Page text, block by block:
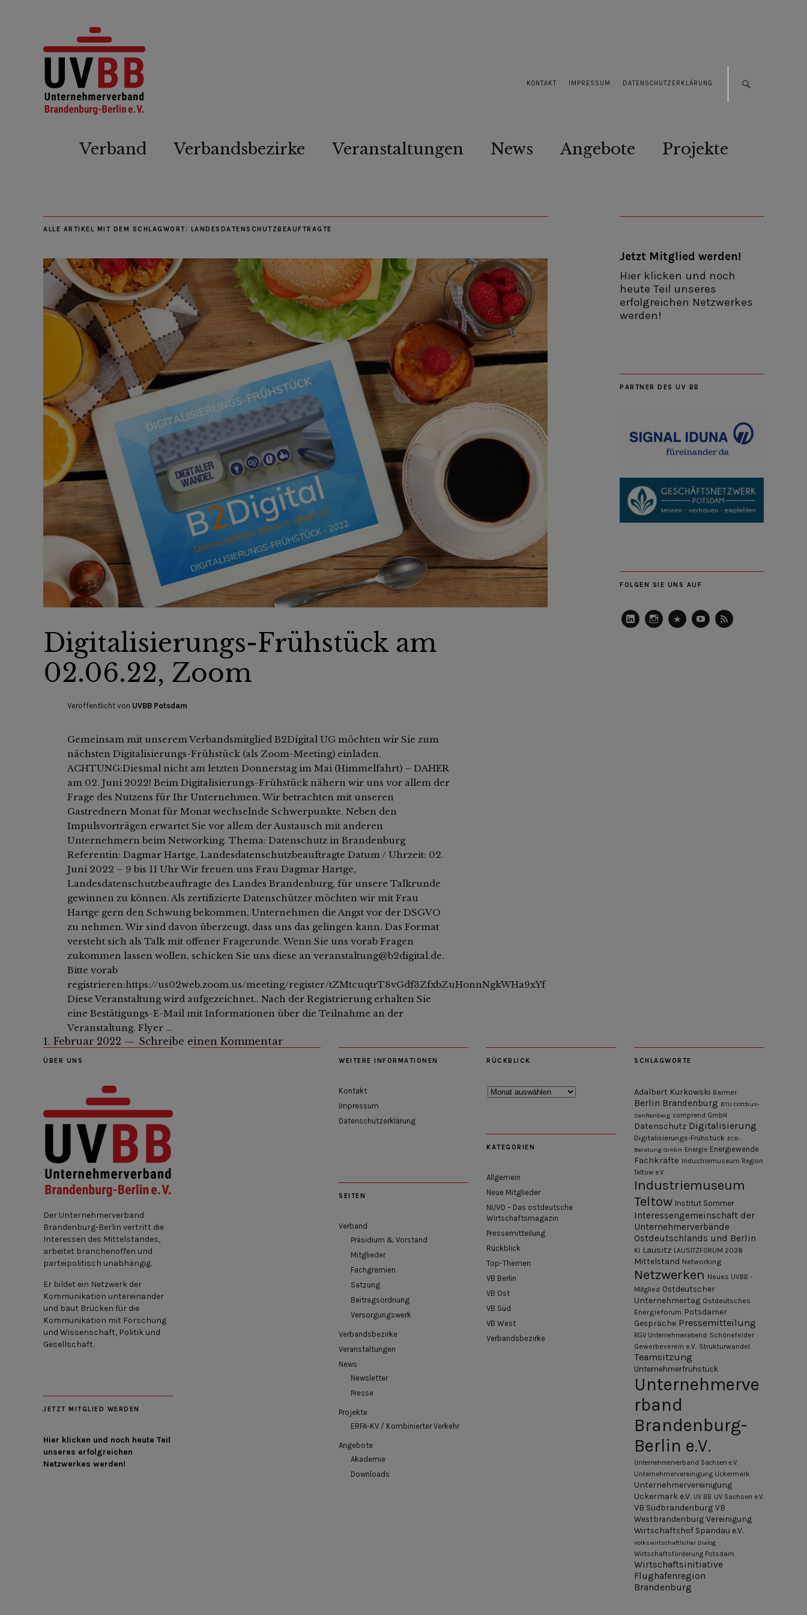
KONTAKT IMPRESSUM DATENSCHUTZERKLÄRUNG
Verband Verbandsbezirke Veranstaltungen News Angebote Projekte
ALLE ARTIKEL MIT DEM SCHLAGWORT: LANDESDATENSCHUTZBEAUFTRAGTE
Digitalisierungs-Frühstück am
02.06.22, Zoom
Veröffentlicht von UVBB Potsdam
Gemeinsam mit unserem Verbandsmitglied B2Digital UG möchten wir Sie zum
nächsten Digitalisierungs-Frühstück (als Zoom-Meeting) einladen.
ACHTUNG:Diesmal nicht am letzten Donnerstag im Mai (Himmelfahrt) – DAHER
am 02. Juni 2022! Beim Digitalisierungs-Frühstück nähern wir uns vor allem der
Frage des Nutzens für Ihr Unternehmen. Wir betrachten mit unseren
Gastrednern Monat für Monat wechselnde Schwerpunkte. Neben den
Impulsvorträgen erwartet Sie vor allem der Austausch mit anderen
Unternehmern beim Networking. Thema: Datenschutz in Brandenburg
Referentin: Dagmar Hartge, Landesdatenschutzbeauftragte Datum / Uhrzeit: 02.
Juni 2022 – 9 bis 11 Uhr Wir freuen uns Frau Dagmar Hartge,
Landesdatenschutzbeauftragte des Landes Brandenburg, für unsere Talkrunde
gewinnen zu können. Als zertifizierte Datenschützer möchten wir mit Frau
Hartge gern den Schwung bekommen, Unternehmen die Angst vor der DSGVO
zu nehmen. Wir sind davon überzeugt, dass uns das gelingen kann. Das Format
versteht sich als Talk mit offener Fragerunde. Wenn Sie uns vorab Fragen
zukommen lassen wollen, schicken Sie uns diese an veranstaltung@b2digital.de.
Bitte vorab
registrieren:https://us02web.zoom.us/meeting/register/tZMtcuqtrT8vGdf3ZfxbZuHonnNgkWHa9xYf
Diese Veranstaltung wird aufgezeichnet.. Nach der Registrierung erhalten Sie
eine Bestätigungs-E-Mail mit Informationen über die Teilnahme an der
Veranstaltung. Flyer …
1. Februar 2022 Schreibe einen Kommentar
Jetzt Mitglied werden!
Hier klicken und noch
heute Teil unseres
erfolgreichen Netzwerkes
werden!
PARTNER DES UV BB
FOLGEN SIE UNS AUF
ÜBER UNS
Der Unternehmerverband
Brandenburg-Berlin vertritt die
Interessen des Mittelstandes,
arbeitet branchenoffen und
parteipolitisch unabhängig.
Er bildet ein Netzwerk der
Kommunikation untereinander
und baut Brücken für die
Kommunikation mit Forschung
und Wissenschaft, Politik und
Gesellschaft.
JETZT MITGLIED WERDEN
Hier klicken und noch heute Teil
unseres erfolgreichen
Netzwerkes werden!
WEITERE INFORMATIONEN
Kontakt
Impressum
Datenschutzerklärung
SEITEN
Verband
Präsidium & Vorstand
Mitglieder
Fachgremien
Satzung
Beitragsordnung
Versorgungswerk
Verbandsbezirke
Veranstaltungen
News
Newsletter
Presse
Projekte
ERFA-KV / Kombinierter Verkehr
Angebote
Akademie
Downloads
RÜCKBLICK
Rückblick
KATEGORIEN
Allgemein
Neue Mitglieder
NUVO – Das ostdeutsche
Wirtschaftsmagazin
Pressemitteilung
Rückblick
Top-Themen
VB Berlin
VB Ost
VB Süd
VB West
Verbandsbezirke
SCHLAGWORTE
Adalbert Kurkowski Barmer
Berlin Brandenburg BTU Cottbus-
Senftenberg comprend GmbH
Datenschutz Digitalisierung
Digitalisierungs-Frühstück ECB-
Beratung GmbH Energie Energiewende
Fachkräfte
Industriemuseum Region
Teltow e.V.
Industriemuseum
Teltow Institut Sommer
Interessengemeinschaft der
Unternehmerverbände
Ostdeutschlands und Berlin
KI Lausitz LAUSITZFORUM 2038
Mittelstand Networking
Netzwerken Neues UVBB -
Mitglied Ostdeutscher
Unternehmertag Ostdeutsches
Energieforum Potsdamer
Gespräche Pressemitteilung
RGV Unternehmerabend Schönefelder
Gewerbeverein e.V. Strukturwandel
Teamsitzung
Unternehmerfrühstück
Unternehmerve
rband
Brandenburg-
Berlin e.V.
Unternehmerverband Sachsen e.V.
Unternehmervereinigung Uckermark
Unternehmervereinigung
Uckermark e.V. UV BB UV Sachsen e.V.
VB Südbrandenburg VB
Westbrandenburg Vereinigung
Wirtschaftshof Spandau e.V.
Volkswirtschaftlicher Dialog
Wirtschaftsförderung Potsdam
Wirtschaftsinitiative
Flughafenregion
Brandenburg